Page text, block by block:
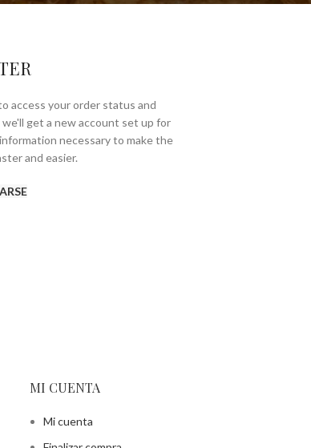
access your order status and
get a new account set up for
necessary to make the
and easier.
MI CUENTA
Mi cuenta